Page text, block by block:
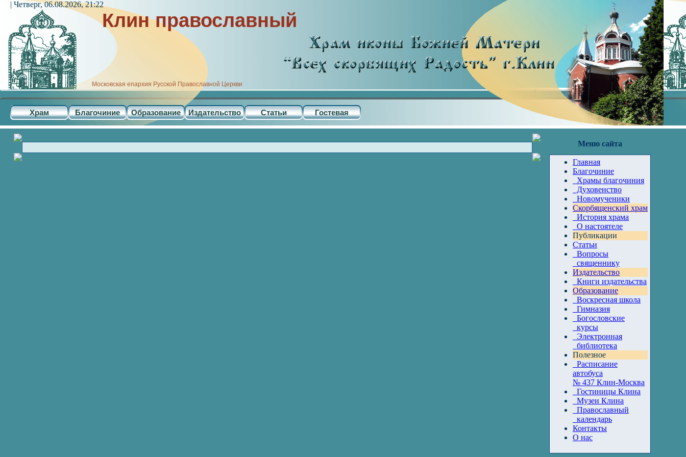
Клин православный
Московская епархия Русской Православной Церкви
Храм Благочиние Образование Издательство Статьи Гостевая
| Четверг, 06.08.2026, 21:22
Меню сайта
Главная
Благочиние
Храмы благочиния
Духовенство
Новомученики
Скорбященский храм
История храма
О настоятеле
Публикации
Статьи
Вопросы
священнику
Издательство
Книги издательства
Образование
Воскресная школа
Гимназия
Богословские
курсы
Электронная
библиотека
Полезное
Расписание
автобуса
№ 437 Клин-Москва
Гостиницы Клина
Музеи Клина
Православный
календарь
Контакты
О нас